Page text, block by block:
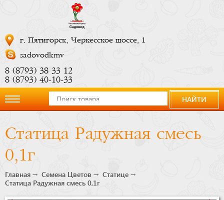
г. Пятигорск, Черкесское шоссе, 1
sadovodkmv
8 (8793) 38 33 12
8 (8793) 40-10-33
компании
Новости
НАЙТИ
Статица Радужная смесь
0,1г
Главная Семена Цветов
Статице
Статица Радужная смесь 0,1г